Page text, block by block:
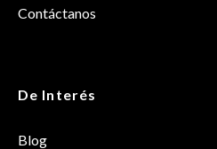
Contáctanos
De Interés
Blog